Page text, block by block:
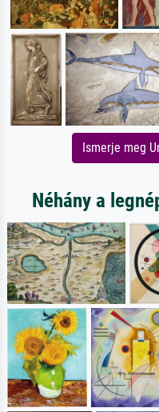
Ismerje meg
Néhány a